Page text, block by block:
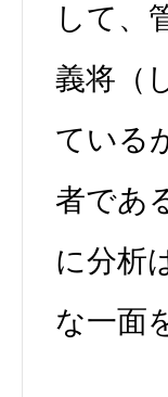
して、
義将（
ている
者であ
に分析
な一面